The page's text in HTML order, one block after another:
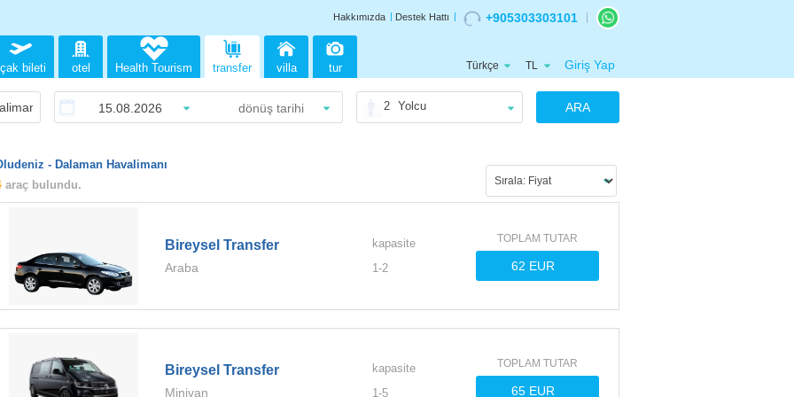
Hakkımızda Destek Hattı +905303303101
bileti otel transfer villa tur
Health Tourism Türkçe TL Giriş Yap
2 Yolcu ARA
- Dalaman Havalimanı
araç bulundu.
Bireysel Transfer
Araba
kapasite
1-2
TOPLAM TUTAR
Bireysel Transfer
Minivan
kapasite
1-5
TOPLAM TUTAR